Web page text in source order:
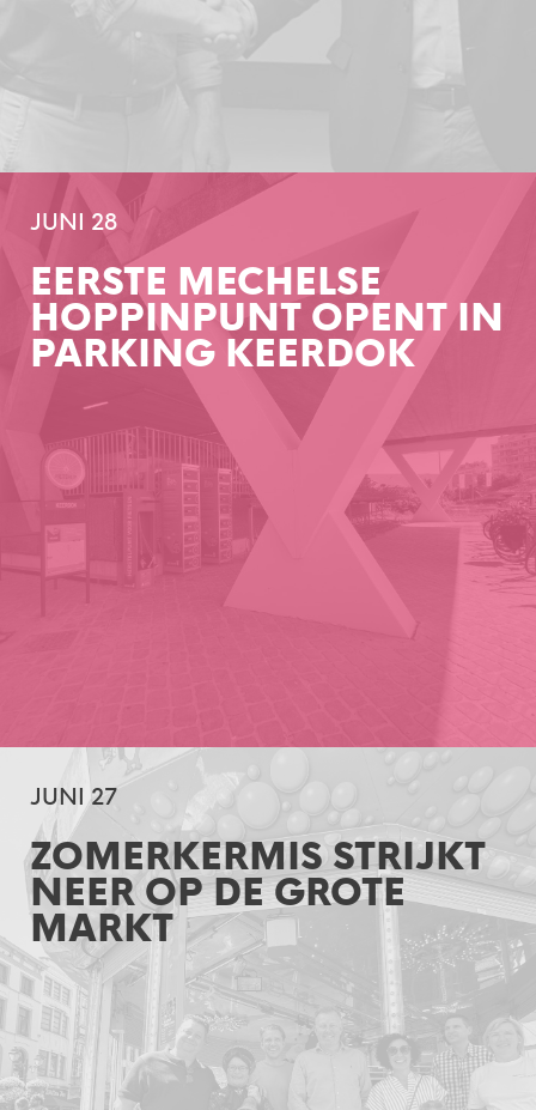
JUNI 28
EERSTE MECHELSE
HOPPINPUNT OPENT IN
PARKING KEERDOK
JUNI 27
ZOMERKERMIS STRIJKT
NEER OP DE GROTE
MARKT